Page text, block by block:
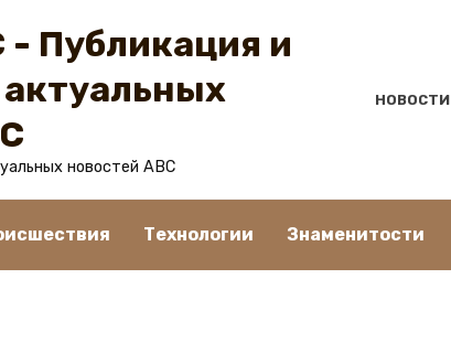
- Публикация и
новостей ABC
НОВОСТИ
Технологии Знаменитости